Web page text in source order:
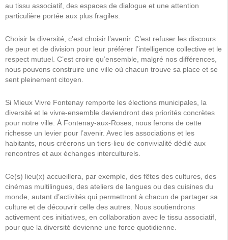
au tissu associatif, des espaces de dialogue et une attention
particulière portée aux plus fragiles.
Choisir la diversité, c’est choisir l’avenir. C’est refuser les discours
de peur et de division pour leur préférer l’intelligence collective et le
respect mutuel. C’est croire qu’ensemble, malgré nos différences,
nous pouvons construire une ville où chacun trouve sa place et se
sent pleinement citoyen.
Si Mieux Vivre Fontenay remporte les élections municipales, la
diversité et le vivre-ensemble deviendront des priorités concrètes
pour notre ville. À Fontenay-aux-Roses, nous ferons de cette
richesse un levier pour l’avenir. Avec les associations et les
habitants, nous créerons un tiers-lieu de convivialité dédié aux
rencontres et aux échanges interculturels.
Ce(s) lieu(x) accueillera, par exemple, des fêtes des cultures, des
cinémas multilingues, des ateliers de langues ou des cuisines du
monde, autant d’activités qui permettront à chacun de partager sa
culture et de découvrir celle des autres. Nous soutiendrons
activement ces initiatives, en collaboration avec le tissu associatif,
pour que la diversité devienne une force quotidienne.